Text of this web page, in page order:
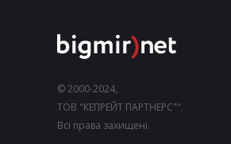
© 2000-2024,
ТОВ "КЕПРЕЙТ ПАРТНЕРС"".
Всі права захищені.